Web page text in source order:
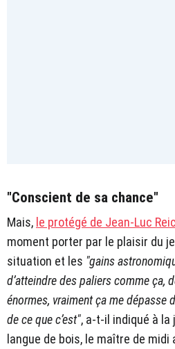
"Conscient de sa chance"
Mais, le protégé de Jean-Luc
moment porter par le plaisir du
situation et les "gains
d’atteindre des paliers comme ça,
énormes, vraiment ça me dépasse
de ce que c’est", a-t-il indiqué à la
langue de bois, le maître de